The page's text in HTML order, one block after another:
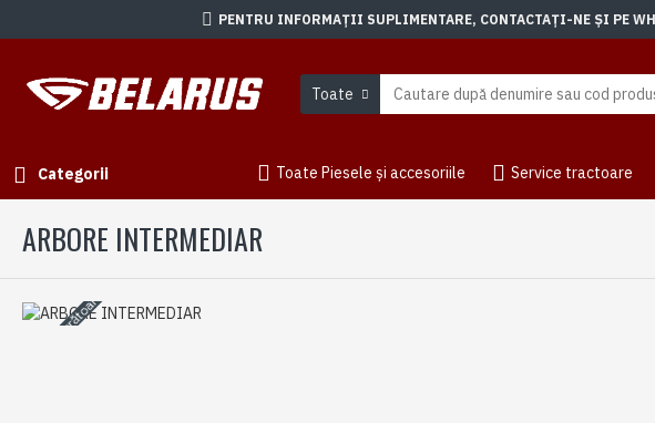
PENTRU INFORMAȚII SUPLIMENTARE, CONTACTAȚI-NE ȘI PE
Toate
Categorii Toate Piesele și accesoriile Service tractoare
ARBORE INTERMEDIAR
3-5 zile lucrătoare